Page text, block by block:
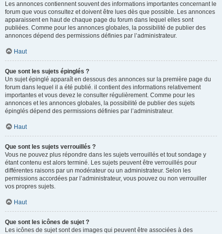
Les annonces contiennent souvent des informations importantes concernant le
forum que vous consultez et doivent être lues dès que possible. Les annonces
apparaissent en haut de chaque page du forum dans lequel elles sont
publiées. Comme pour les annonces globales, la possibilité de publier des
annonces dépend des permissions définies par l’administrateur.
Haut
Que sont les sujets épinglés ?
Un sujet épinglé apparaît en dessous des annonces sur la première page du
forum dans lequel il a été publié. il contient des informations relativement
importantes et vous devez le consulter régulièrement. Comme pour les
annonces et les annonces globales, la possibilité de publier des sujets
épinglés dépend des permissions définies par l’administrateur.
Haut
Que sont les sujets verrouillés ?
Vous ne pouvez plus répondre dans les sujets verrouillés et tout sondage y
étant contenu est alors terminé. Les sujets peuvent être verrouillés pour
différentes raisons par un modérateur ou un administrateur. Selon les
permissions accordées par l’administrateur, vous pouvez ou non verrouiller
vos propres sujets.
Haut
Que sont les icônes de sujet ?
Les icônes de sujet sont des images qui peuvent être associées à des